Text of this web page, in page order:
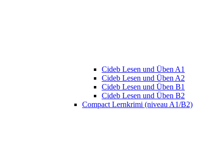
Cideb Lesen und Üben A1
Cideb Lesen und Üben A2
Cideb Lesen und Üben B1
Cideb Lesen und Üben B2
Compact Lernkrimi (niveau A1/B2)